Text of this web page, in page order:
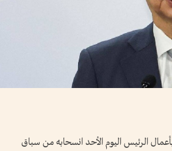
الرئيس اليوم الأحد انسحابه من سباق